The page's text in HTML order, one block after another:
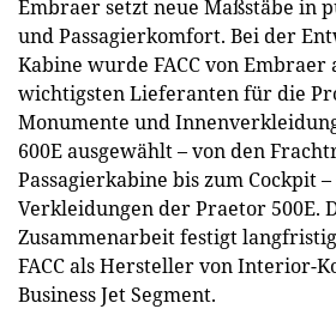
Embraer setzt neue Maßstäbe in
und Passagierkomfort. Bei der
Kabine wurde FACC von Embraer
wichtigsten Lieferanten für die
Monumente und
600E ausgewählt – von den
Passagierkabine bis zum Cockpit
Verkleidungen der Praetor 500E.
Zusammenarbeit festigt
FACC als Hersteller von Interior-
Business Jet Segment.